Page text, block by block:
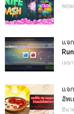
พฤษ
แจ
เมษ
แจ
อัพ
มีนา